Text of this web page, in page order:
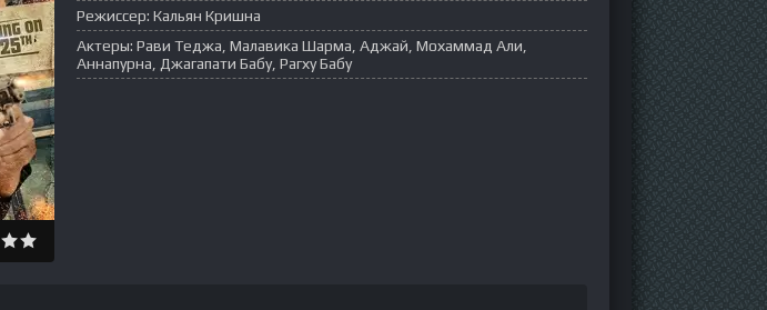
Режиссер: Кальян Кришна
Актеры: Рави Теджа, Малавика Шарма, Аджай, Мохаммад Али,
Аннапурна, Джагапати Бабу, Рагху Бабу